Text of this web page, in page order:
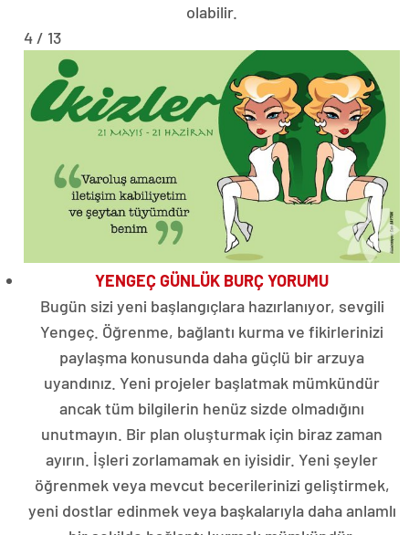
olabilir.
4 / 13
YENGEÇ GÜNLÜK BURÇ YORUMU
Bugün sizi yeni başlangıçlara hazırlanıyor, sevgili
Yengeç. Öğrenme, bağlantı kurma ve fikirlerinizi
paylaşma konusunda daha güçlü bir arzuya
uyandınız. Yeni projeler başlatmak mümkündür
ancak tüm bilgilerin henüz sizde olmadığını
unutmayın. Bir plan oluşturmak için biraz zaman
ayırın. İşleri zorlamamak en iyisidir. Yeni şeyler
öğrenmek veya mevcut becerilerinizi geliştirmek,
yeni dostlar edinmek veya başkalarıyla daha anlamlı